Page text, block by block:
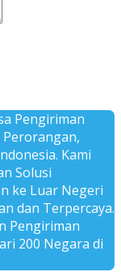
Pengiriman
Kami
Solusi
ke Luar Negeri
dan Terpercaya.
Pengiriman
200 Negara di